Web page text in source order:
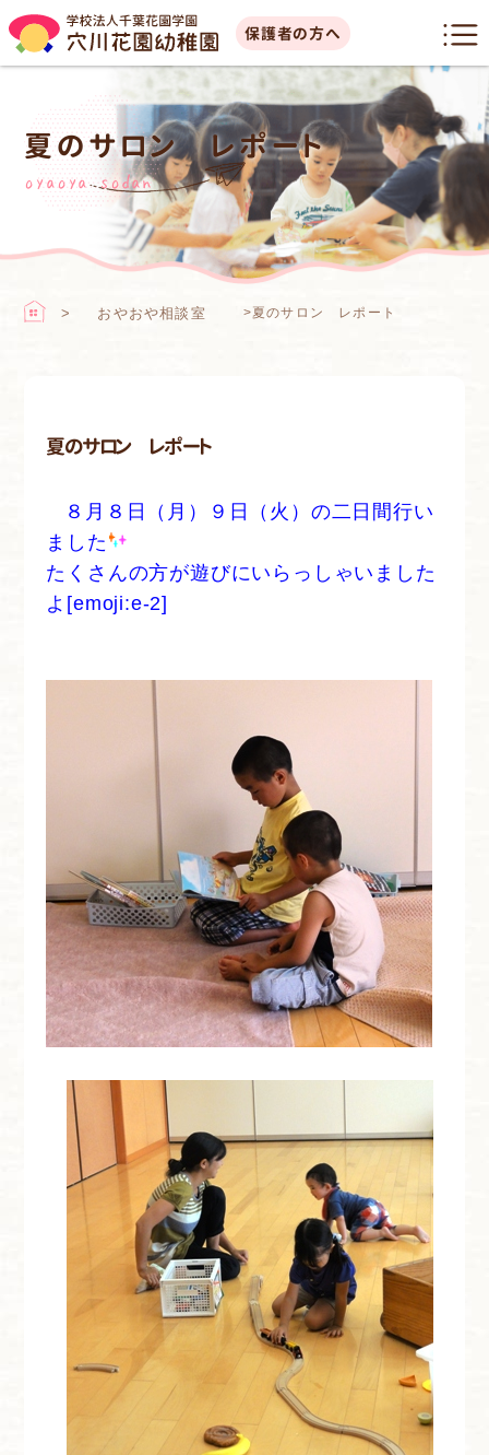
保護者の方へ
夏のサロン レポート
oyaoya sodan
おやおや相談室 >夏のサロン レポート
夏のサロン レポート
８月８日（月）９日（火）の二日間行い
ました
たくさんの方が遊びにいらっしゃいました
よ[emoji:e-2]